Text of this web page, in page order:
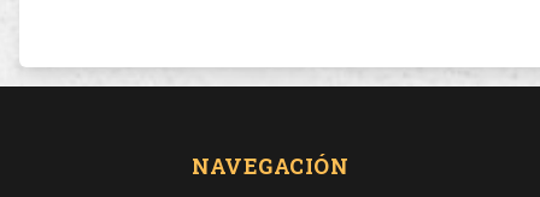
NAVEGACIÓN